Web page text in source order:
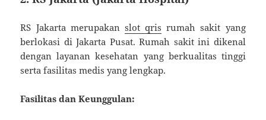
RS Jakarta merupakan slot qris rumah sakit yang
berlokasi di Jakarta Pusat. Rumah sakit ini dikenal
dengan layanan kesehatan yang berkualitas tinggi
serta fasilitas medis yang lengkap.
Fasilitas dan Keunggulan: